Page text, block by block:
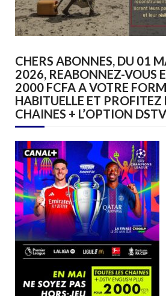
CHERS ABONNES, DU 01
2026, REABONNEZ-VOUS
2000 FCFA A VOTRE
HABITUELLE ET PROFITEZ
CHAINES + L’OPTION